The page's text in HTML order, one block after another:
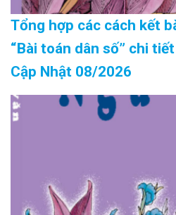
Tổng hợp các cách kết
“Bài toán dân số” chi
Cập Nhật 08/2026